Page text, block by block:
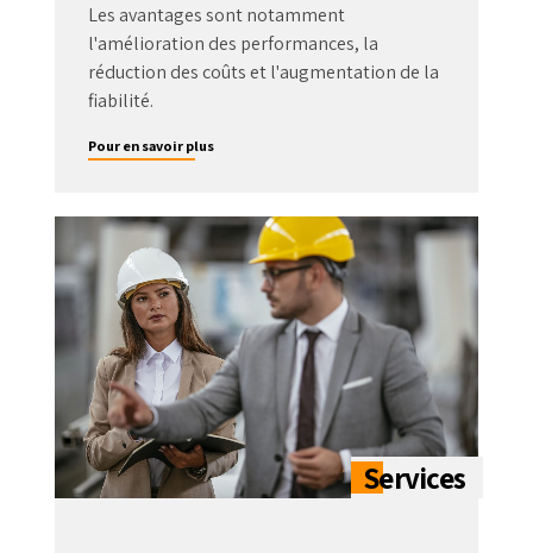
Les avantages sont notamment
l'amélioration des performances, la
réduction des coûts et l'augmentation de la
fiabilité.
Pour en savoir plus